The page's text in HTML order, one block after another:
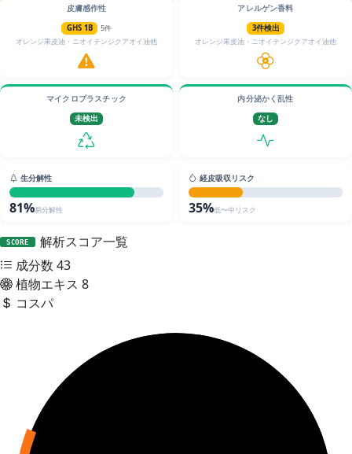
皮膚感作性
GHS 1B
5件
オレンジ果皮油・ニオイテンジクアオイ油他
アレルゲン香料
3件検出
オレンジ果皮油・ニオイテンジクアオイ油他
マイクロプラスチック
未検出
内分泌かく乱性
なし
生分解性
81%易分解性
経皮吸収リスク
35%低〜中リスク
SCORE
解析スコア一覧
成分数 43
植物エキス 8
コスパ